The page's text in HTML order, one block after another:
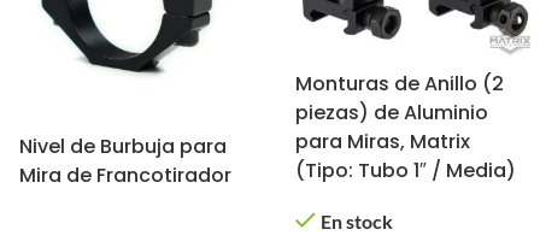
Nivel de Burbuja para
Mira de Francotirador
Monturas de Anillo (2
piezas) de Aluminio
para Miras, Matrix
(Tipo: Tubo 1″ / Media)
En stock